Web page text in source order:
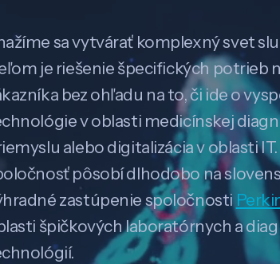
sa vytvárať komplexný svet
je riešenie špecifických potrieb
bez ohľadu na to, či ide o
v oblasti medicínskej
alebo digitalizácia v oblasti IT.
pôsobí dlhodobo na
zastúpenie spoločnosti
špičkových laboratórnych a